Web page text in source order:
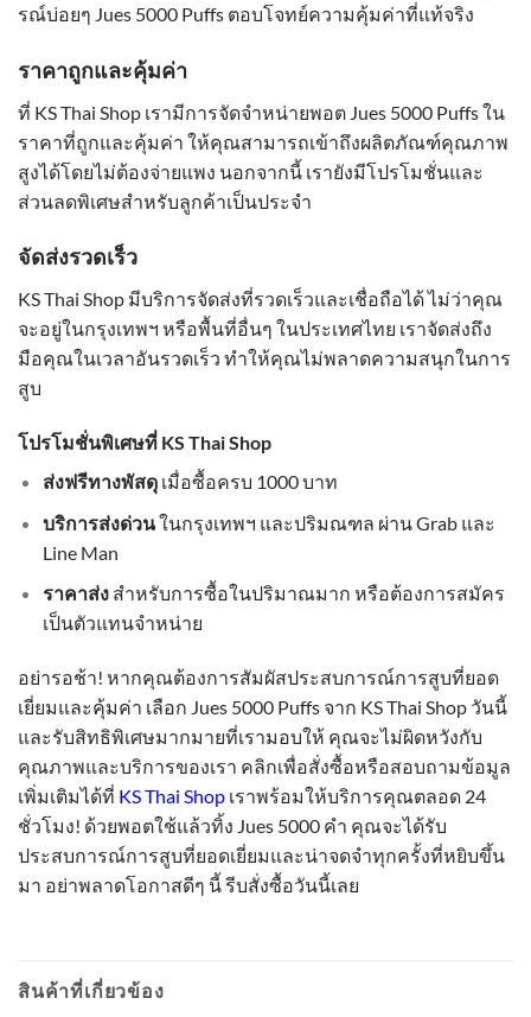
รณ์บ่อยๆ Jues 5000 Puffs ตอบโจทย์ความคุ้มค่าที่แท้จริง
ราคาถูกและคุ้มค่า
ที่ KS Thai Shop เรามีการจัดจำหน่ายพอต Jues 5000 Puffs ใน
ราคาที่ถูกและคุ้มค่า ให้คุณสามารถเข้าถึงผลิตภัณฑ์คุณภาพ
สูงได้โดยไม่ต้องจ่ายแพง นอกจากนี้ เรายังมีโปรโมชั่นและ
ส่วนลดพิเศษสำหรับลูกค้าเป็นประจำ
จัดส่งรวดเร็ว
KS Thai Shop มีบริการจัดส่งที่รวดเร็วและเชื่อถือได้ ไม่ว่าคุณ
จะอยู่ในกรุงเทพฯ หรือพื้นที่อื่นๆ ในประเทศไทย เราจัดส่งถึง
มือคุณในเวลาอันรวดเร็ว ทำให้คุณไม่พลาดความสนุกในการ
สูบ
โปรโมชั่นพิเศษที่ KS Thai Shop
ส่งฟรีทางพัสดุเมื่อซื้อครบ 1000 บาท
บริการส่งด่วนในกรุงเทพฯ และปริมณฑล ผ่าน Grab และ
Line Man
ราคาส่งสำหรับการซื้อในปริมาณมาก หรือต้องการสมัคร
เป็นตัวแทนจำหน่าย
อย่ารอช้า! หากคุณต้องการสัมผัสประสบการณ์การสูบที่ยอด
เยี่ยมและคุ้มค่า เลือก Jues 5000 Puffs จาก KS Thai Shop วันนี้
และรับสิทธิพิเศษมากมายที่เรามอบให้ คุณจะไม่ผิดหวังกับ
คุณภาพและบริการของเรา คลิกเพื่อสั่งซื้อหรือสอบถามข้อมูล
เพิ่มเติมได้ที่ KS Thai Shop เราพร้อมให้บริการคุณตลอด 24
ชั่วโมง! ด้วยพอตใช้แล้วทิ้ง Jues 5000 คำ คุณจะได้รับ
ประสบการณ์การสูบที่ยอดเยี่ยมและน่าจดจำทุกครั้งที่หยิบขึ้น
มา อย่าพลาดโอกาสดีๆ นี้ รีบสั่งซื้อวันนี้เลย
สินค้าที่เกี่ยวข้อง